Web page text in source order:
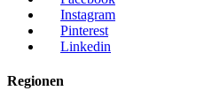
Instagram
Pinterest
Linkedin
Regionen